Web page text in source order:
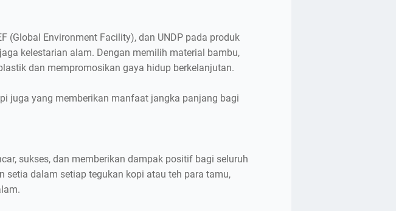
(Global Environment Facility), dan UNDP pada produk
kelestarian alam. Dengan memilih material bambu,
dan mempromosikan gaya hidup berkelanjutan.
juga yang memberikan manfaat jangka panjang bagi
sukses, dan memberikan dampak positif bagi seluruh
setia dalam setiap tegukan kopi atau teh para tamu,